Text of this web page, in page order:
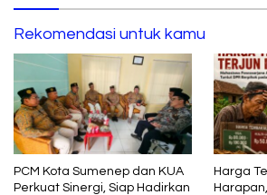
Rekomendasi untuk kamu
PCM Kota Sumenep dan KUA
Perkuat Sinergi, Siap Hadirkan
Harga